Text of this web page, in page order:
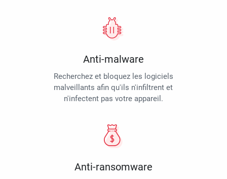
Anti-malware
Recherchez et bloquez les logiciels
malveillants afin qu'ils n'infiltrent et
n'infectent pas votre appareil.
Anti-ransomware